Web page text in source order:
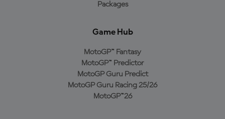
Packages
Game Hub
MotoGP™ Fantasy
MotoGP™ Predictor
MotoGP Guru Predict
MotoGP Guru Racing 25/26
MotoGP™26